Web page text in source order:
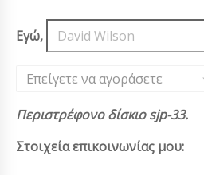
Εγώ,
Επείγετε να αγοράσετε
Περιστρέφονο δίσκιο sjp-33.
Στοιχεία επικοινωνίας μου: